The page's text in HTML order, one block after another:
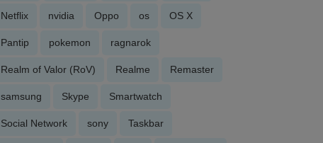
Netflix nvidia Oppo os OS X
Pantip pokemon ragnarok
Realm of Valor (RoV) Realme Remaster
samsung Skype Smartwatch
Social Network sony Taskbar